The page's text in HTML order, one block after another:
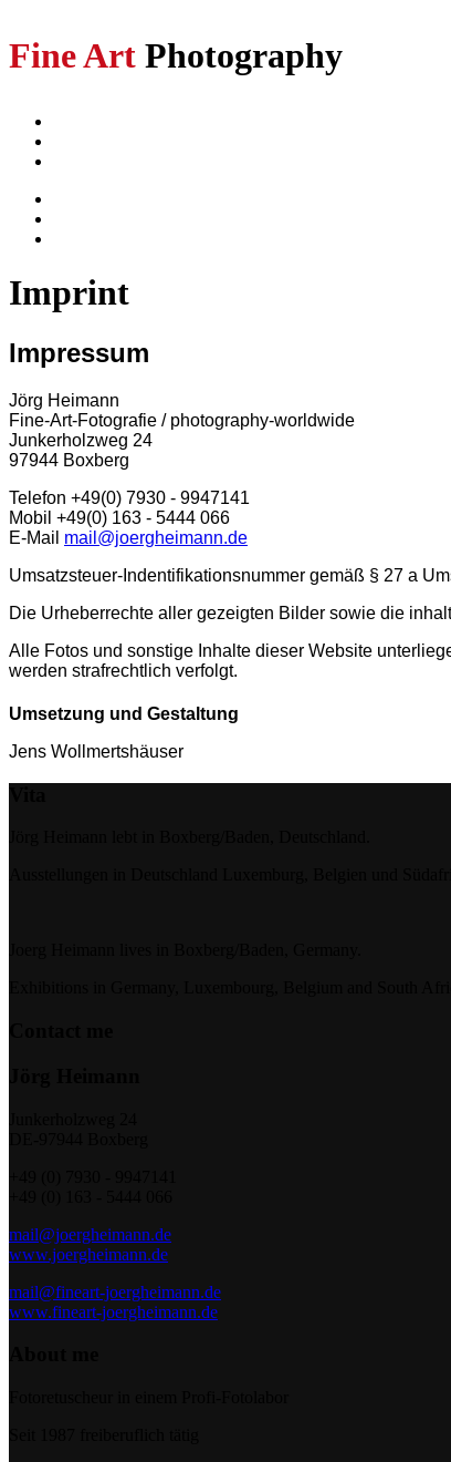
Fine Art Photography
Imprint
Impressum
Jörg Heimann
Fine-Art-Fotografie / photography-worldwide
Junkerholzweg 24
97944 Boxberg
Telefon +49(0) 7930 - 9947141
Mobil +49(0) 163 - 5444 066
E-Mail mail@joergheimann.de
Umsatzsteuer-Indentifikationsnummer gemäß § 27 a
Die Urheberrechte aller gezeigten Bilder sowie die
Alle Fotos und sonstige Inhalte dieser Website
werden strafrechtlich verfolgt.
Umsetzung und Gestaltung
Jens Wollmertshäuser
mail@joergheimann.de
www.joergheimann.de
mail@fineart-joergheimann.de
www.fineart-joergheimann.de